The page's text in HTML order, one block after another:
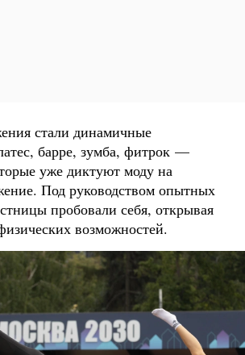
стали динамичные
барре, зумба, фитрок —
уже диктуют моду на
Под руководством опытных
пробовали себя, открывая
возможностей.